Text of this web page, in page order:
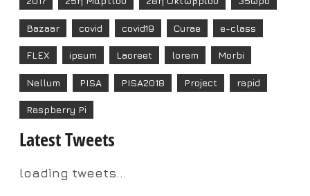
Bazaar covid covid19 Curae e-class
FLEX ipsum Laoreet lorem Morbi
Nellum PISA PISA2018 Project rapid
Raspberry Pi
Latest Tweets
loading tweets...